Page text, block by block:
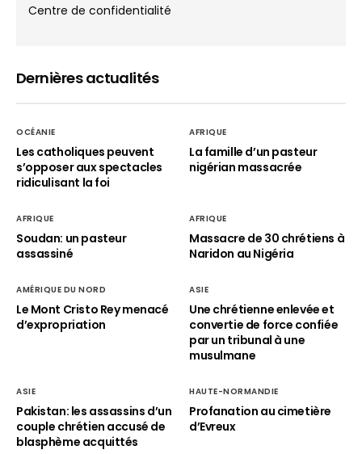
Centre de confidentialité
Dernières actualités
OCÉANIE
Les catholiques peuvent
s’opposer aux spectacles
ridiculisant la foi
AFRIQUE
La famille d’un pasteur
nigérian massacrée
AFRIQUE
Soudan: un pasteur
assassiné
AFRIQUE
Massacre de 30 chrétiens à
Naridon au Nigéria
AMÉRIQUE DU NORD
Le Mont Cristo Rey menacé
d’expropriation
ASIE
Une chrétienne enlevée et
convertie de force confiée
par un tribunal à une
musulmane
ASIE
Pakistan: les assassins d’un
couple chrétien accusé de
blasphème acquittés
HAUTE-NORMANDIE
Profanation au cimetière
d’Evreux